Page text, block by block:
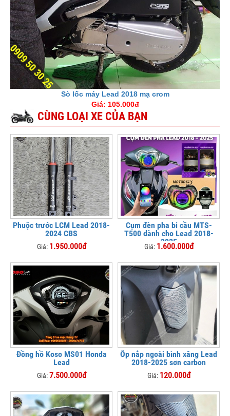
Sò lốc máy Lead 2018 mạ crom
Giá: 105.000đ
CÙNG LOẠI XE CỦA BẠN
Phuộc trước LCM Lead 2018-
2024 CBS
Giá: 1.950.000đ
Cụm đèn pha bi cầu MTS-
T500 dành cho Lead 2018-
2025
Giá: 1.600.000đ
Đồng hồ Koso MS01 Honda
Lead
Giá:7.500.000đ
Ốp nắp ngoài bình xăng Lead
2018-2025 sơn carbon
Giá: 120.000đ